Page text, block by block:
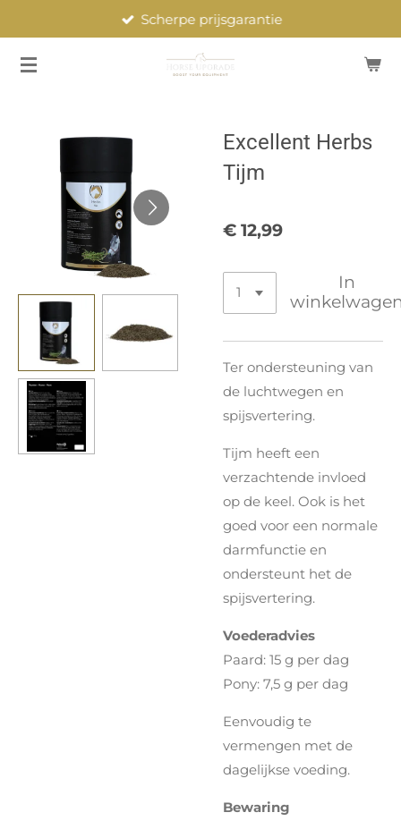
naar
Scherpe prijsgarantie
Excellent Herbs
Tijm
€ 12,99
In
Ter ondersteuning van
de luchtwegen en
spijsvertering.
Tijm heeft een
verzachtende invloed
op de keel. Ook is het
goed voor een normale
darmfunctie en
ondersteunt het de
spijsvertering.
Voederadvies
Paard: 15 g per dag
Pony: 7,5 g per dag
Eenvoudig te
vermengen met de
dagelijkse voeding.
Bewaring